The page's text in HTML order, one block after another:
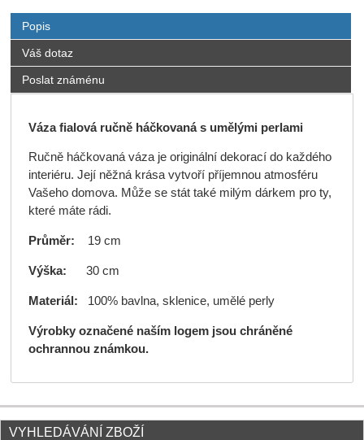
Popis
Váš dotaz
Poslat známénu
Váza fialová ručně háčkovaná s umělými perlami
Ručně háčkovaná váza je originální dekorací do každého
interiéru. Její něžná krása vytvoří příjemnou atmosféru
Vašeho domova. Může se stát také milým dárkem pro ty,
které máte rádi.
Průměr: 19 cm
Výška: 30 cm
Materiál: 100% bavlna, sklenice, umělé perly
Výrobky označené naším logem jsou chráněné
ochrannou známkou.
VYHLEDÁVÁNÍ ZBOŽÍ